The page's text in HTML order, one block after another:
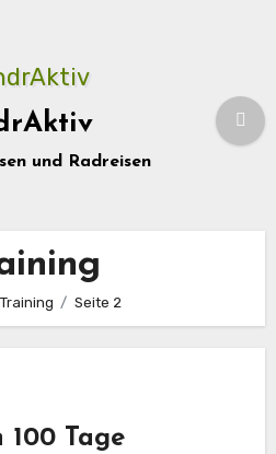
und Radreisen
Training Seite 2
100 Tage